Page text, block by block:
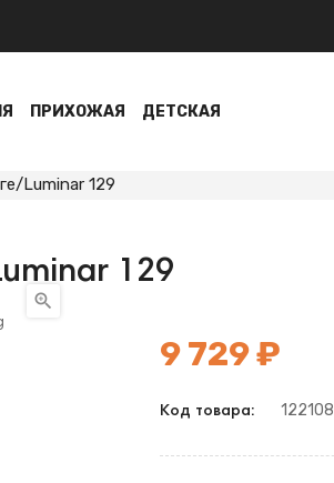
ПРИХОЖАЯ ДЕТСКАЯ
Luminar 129
129

9 729 ₽
Код товара: 122108